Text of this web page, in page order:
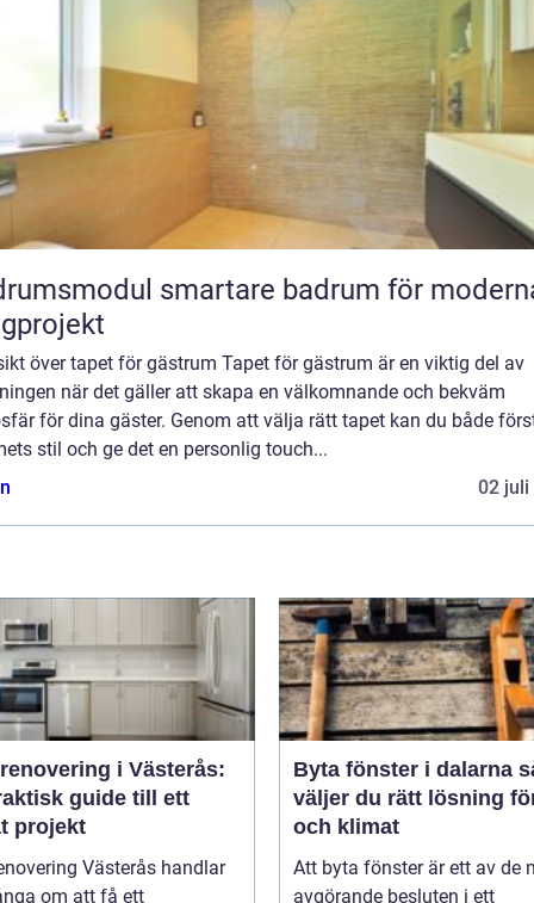
smartare badrum för moderna
över tapet för gästrum Tapet för gästrum är en viktig del av
när det gäller att skapa en välkomnande och bekväm
för dina gäster. Genom att välja rätt tapet kan du både
stil och ge det en personlig touch...
02 juli
i Västerås:
guide till ett
projekt
Västerås handlar
om att få ett
Byta fönster i dalarna så
väljer du rätt lösning
och klimat
Att byta fönster är ett av de
avgörande besluten i ett